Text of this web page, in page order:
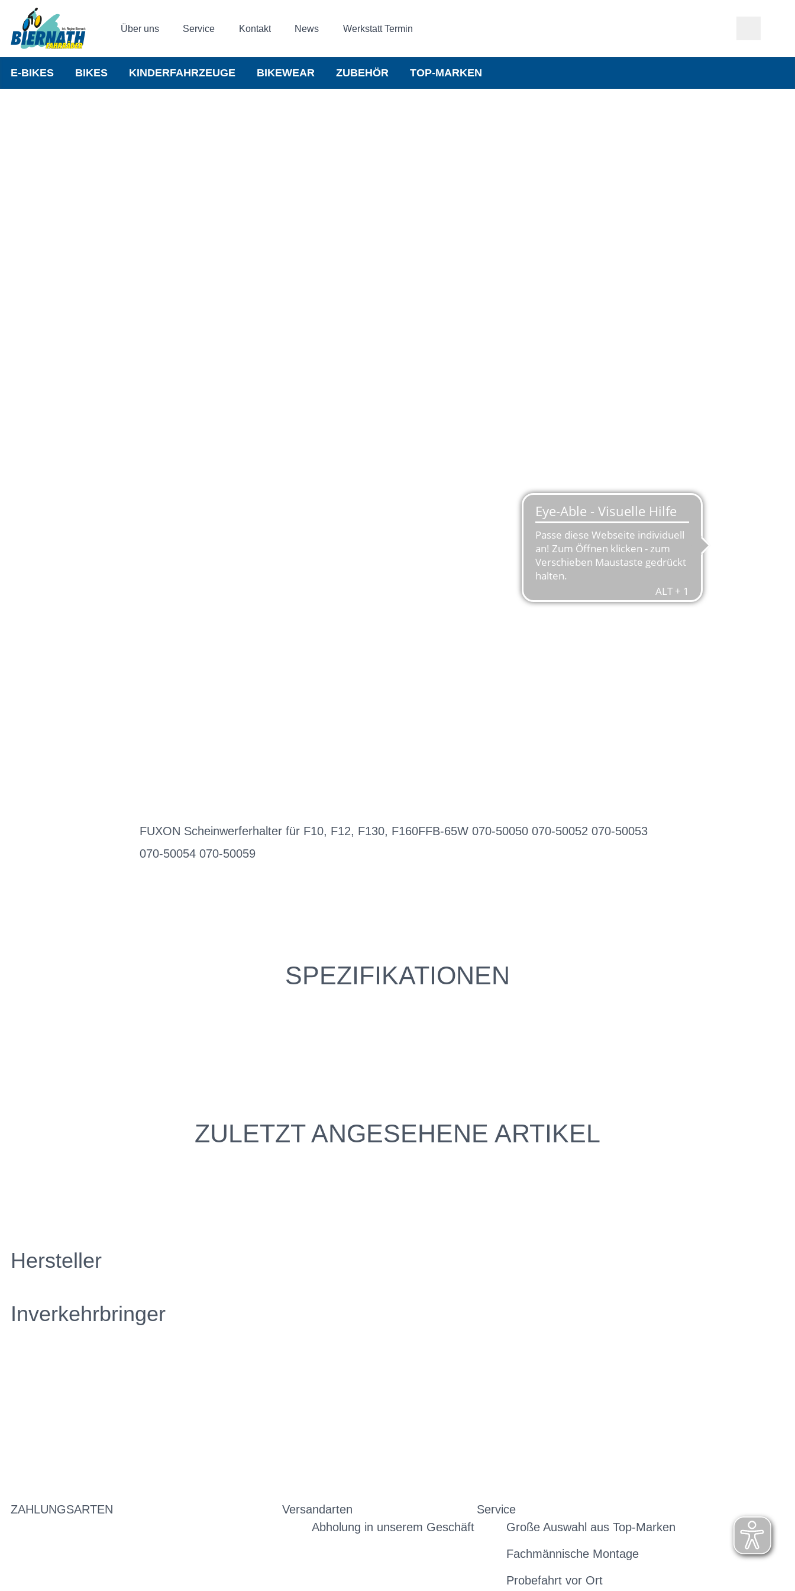
Über uns Service Kontakt News Werkstatt Termin
E-BIKES BIKES KINDERFAHRZEUGE BIKEWEAR ZUBEHÖR TOP-MARKEN
FUXON Scheinwerferhalter für F10, F12, F130, F160FFB-65W 070-50050 070-50052 070-50053
070-50054 070-50059
SPEZIFIKATIONEN
ZULETZT ANGESEHENE ARTIKEL
Hersteller
Inverkehrbringer
ZAHLUNGSARTEN
Versandarten
Abholung in unserem Geschäft
Service
Große Auswahl aus Top-Marken
Fachmännische Montage
Probefahrt vor Ort